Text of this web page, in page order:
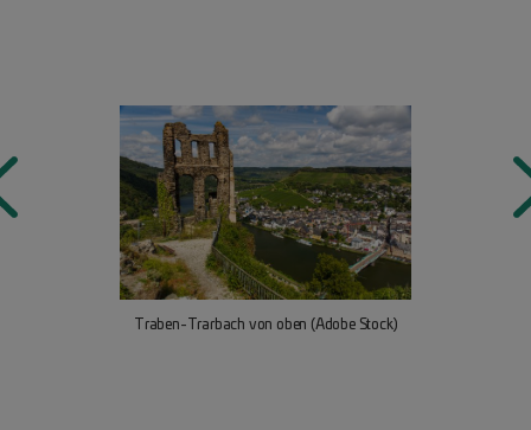
Traben-Trarbach von oben (Adobe Stock)